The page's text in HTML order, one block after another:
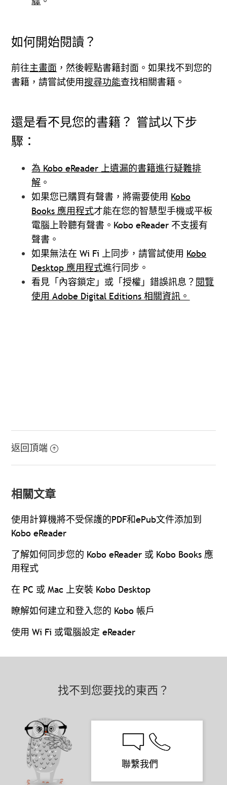
如何開始閱讀？
前往主畫面 ，然後輕點書籍封面。如果找不到您的
書籍，請嘗試使用搜尋功能查找相關書籍。
還是看不見您的書籍？ 嘗試以下步
驟：
為 Kobo eReader 上遺漏的書籍進行疑難排
解 。
如果您已購買有聲書，將需要使用 Kobo
Books 應用程式才能在您的智慧型手機或平板
電腦上聆聽有聲書。Kobo eReader 不支援有
聲書。
如果無法在 Wi Fi 上同步，請嘗試使用 Kobo
Desktop 應用程式進行同步。
看見「內容鎖定」或「授權」錯誤訊息？ 閱覽
使用 Adobe Digital Editions 相關資訊。
返回頂端
相關文章
使用計算機將不受保護的PDF和ePub文件添加到
Kobo eReader
了解如何同步您的 Kobo eReader 或 Kobo Books 應
用程式
在 PC 或 Mac 上安裝 Kobo Desktop
瞭解如何建立和登入您的 Kobo 帳戶
使用 Wi Fi 或電腦設定 eReader
找不到您要找的東西？
聯繫我們